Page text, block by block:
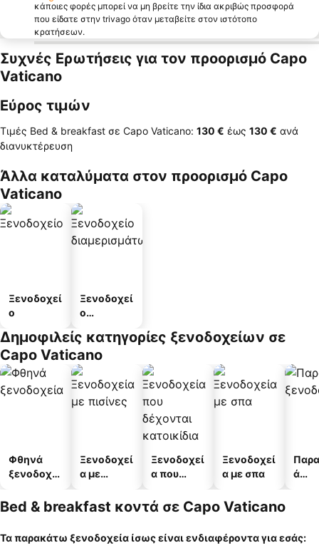
κάποιες φορές μπορεί να μη βρείτε την ίδια ακριβώς προσφορά
που είδατε στην trivago όταν μεταβείτε στον ιστότοπο
κρατήσεων.
Συχνές Ερωτήσεις για τον προορισμό Capo
Vaticano
Εύρος τιμών
Τιμές Bed & breakfast σε Capo Vaticano: ‎130 € έως ‎130 € ανά
διανυκτέρευση
Άλλα καταλύματα στον προορισμό Capo
Vaticano
Ξενοδοχεί
ο
Ξενοδοχεί
ο
άτων
Δημοφιλείς κατηγορίες ξενοδοχείων σε
Capo Vaticano
Φθηνά
ξενοδοχεί
Ξενοδοχεί
α με
Ξενοδοχεί
α που
κατοικίδι
α
Ξενοδοχεί
α με σπα
ά
Bed & breakfast κοντά σε Capo Vaticano
Τα παρακάτω ξενοδοχεία ίσως είναι ενδιαφέροντα για εσάς: